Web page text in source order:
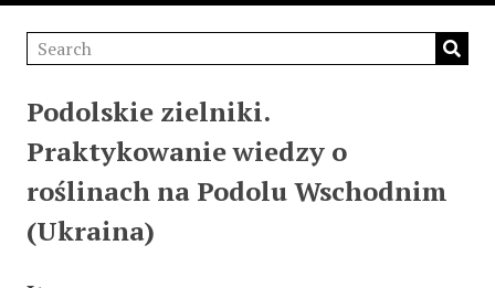
Podolskie zielniki.
Praktykowanie wiedzy o
roślinach na Podolu Wschodnim
(Ukraina)